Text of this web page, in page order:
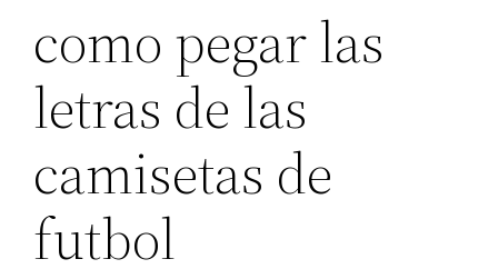
como pegar las
letras de las
camisetas de
futbol